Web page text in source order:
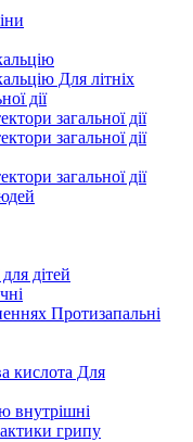
Для літніх
дії
загальної дії
загальної дії
загальної дії
дітей
Протизапальні
кислота Для
внутрішні
грипу